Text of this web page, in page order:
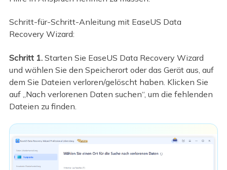
Schritt-für-Schritt-Anleitung mit EaseUS Data
Recovery Wizard:
Schritt 1.Starten Sie EaseUS Data Recovery Wizard
und wählen Sie den Speicherort oder das Gerät aus, auf
dem Sie Dateien verloren/gelöscht haben. Klicken Sie
auf „Nach verlorenen Daten suchen“, um die fehlenden
Dateien zu finden.